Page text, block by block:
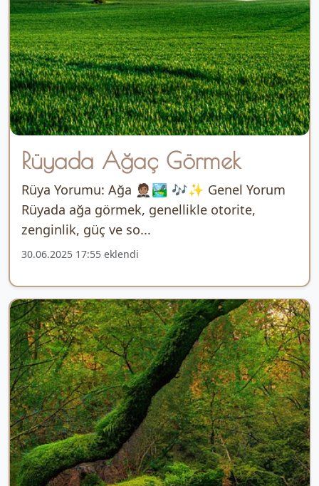
Rüyada Ağaç Görmek
Rüya Yorumu: Ağa 🤵🏽🏞️ 🎶✨ Genel Yorum
Rüyada ağa görmek, genellikle otorite,
zenginlik, güç ve so...
30.06.2025 17:55 eklendi